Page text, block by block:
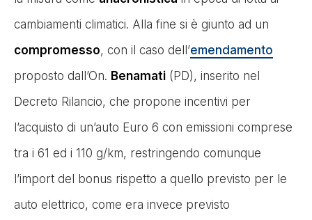
cambiamenti climatici. Alla fine si è giunto ad un
compromesso, con il caso dell’emendamento
proposto dall’On. Benamati (PD), inserito nel
Decreto Rilancio, che propone incentivi per
l’acquisto di un’auto Euro 6 con emissioni comprese
tra i 61 ed i 110 g/km, restringendo comunque
l’import del bonus rispetto a quello previsto per le
auto elettrico, come era invece previsto